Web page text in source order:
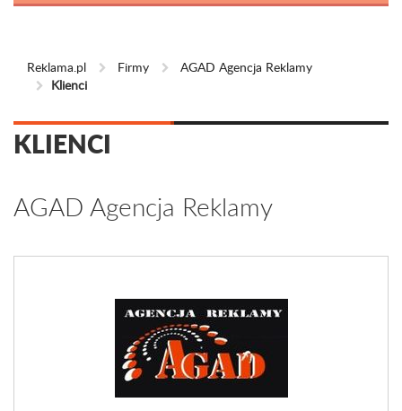
Reklama.pl Firmy
AGAD Agencja Reklamy
Klienci
KLIENCI
AGAD Agencja Reklamy